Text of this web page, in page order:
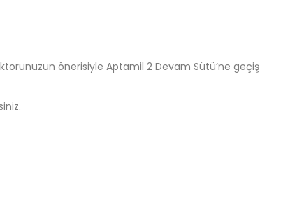
önerisiyle Aptamil 2 Devam Sütü’ne geçiş